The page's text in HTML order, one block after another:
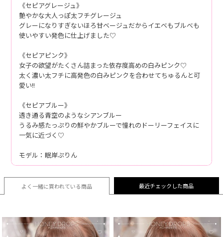
《セピアグレージュ》
艶やかな大人っぽ太フチグレージュ
グレーになりすぎないほろ甘ベージュだからイエベもブルべも
使いやすい発色に仕上げました♡
《セピアピンク》
女子の欲望がたくさん詰まった依存度高めの白みピンク♡
太く濃い太フチに高発色の白みピンクを合わせてちゅるんと可
愛い!!
《セピアブルー》
透き通る青空のようなシアンブルー
うるみ感たっぷりの鮮やかブルーで憧れのドーリーフェイスに
一気に近づく♡
モデル：眠岸ぷりん
よく一緒に買われている商品 最近チェックした商品